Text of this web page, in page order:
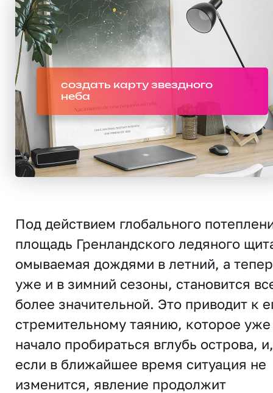
создать карту звездного
неба
Под действием глобального
площадь Гренландского ледяного
омываемая дождями в летний, а
уже и в зимний сезоны, становится
более значительной. Это приводит к
стремительному таянию, которое уже
начало пробираться вглубь острова, и,
если в ближайшее время ситуация не
изменится, явление продолжит